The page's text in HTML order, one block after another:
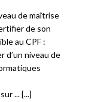
de maîtrise
de son
au CPF :
d’un niveau de
... [...]